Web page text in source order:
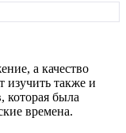
а качество
изучить также и
которая была
времена.